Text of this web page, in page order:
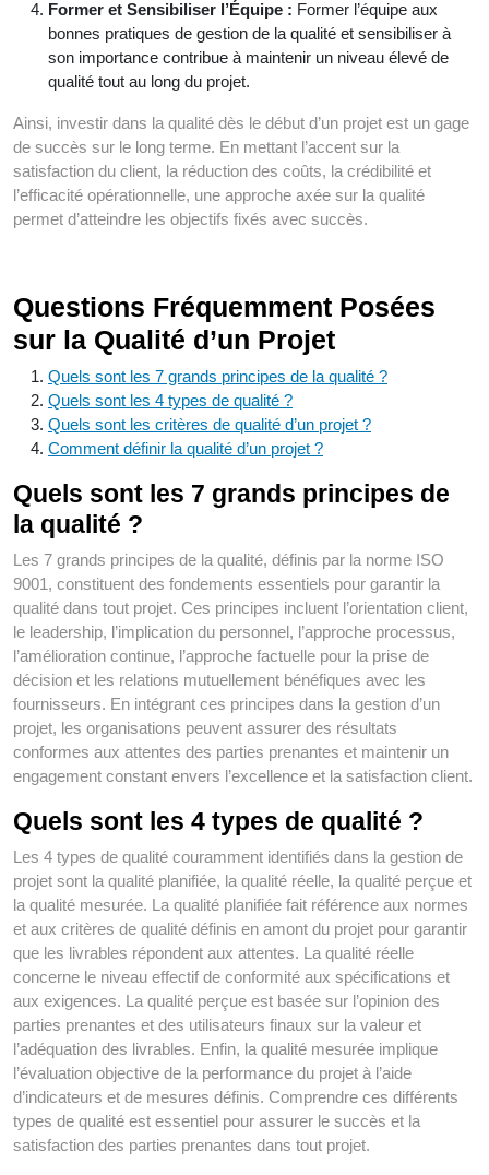
Former et Sensibiliser l’Équipe : Former l’équipe aux
bonnes pratiques de gestion de la qualité et sensibiliser à
son importance contribue à maintenir un niveau élevé de
qualité tout au long du projet.
Ainsi, investir dans la qualité dès le début d’un projet est un gage
de succès sur le long terme. En mettant l’accent sur la
satisfaction du client, la réduction des coûts, la crédibilité et
l’efficacité opérationnelle, une approche axée sur la qualité
permet d’atteindre les objectifs fixés avec succès.
Questions Fréquemment Posées
sur la Qualité d’un Projet
Quels sont les 7 grands principes de la qualité ?
Quels sont les 4 types de qualité ?
Quels sont les critères de qualité d’un projet ?
Comment définir la qualité d’un projet ?
Quels sont les 7 grands principes de
la qualité ?
Les 7 grands principes de la qualité, définis par la norme ISO
9001, constituent des fondements essentiels pour garantir la
qualité dans tout projet. Ces principes incluent l’orientation client,
le leadership, l’implication du personnel, l’approche processus,
l’amélioration continue, l’approche factuelle pour la prise de
décision et les relations mutuellement bénéfiques avec les
fournisseurs. En intégrant ces principes dans la gestion d’un
projet, les organisations peuvent assurer des résultats
conformes aux attentes des parties prenantes et maintenir un
engagement constant envers l’excellence et la satisfaction client.
Quels sont les 4 types de qualité ?
Les 4 types de qualité couramment identifiés dans la gestion de
projet sont la qualité planifiée, la qualité réelle, la qualité perçue et
la qualité mesurée. La qualité planifiée fait référence aux normes
et aux critères de qualité définis en amont du projet pour garantir
que les livrables répondent aux attentes. La qualité réelle
concerne le niveau effectif de conformité aux spécifications et
aux exigences. La qualité perçue est basée sur l’opinion des
parties prenantes et des utilisateurs finaux sur la valeur et
l’adéquation des livrables. Enfin, la qualité mesurée implique
l’évaluation objective de la performance du projet à l’aide
d’indicateurs et de mesures définis. Comprendre ces différents
types de qualité est essentiel pour assurer le succès et la
satisfaction des parties prenantes dans tout projet.